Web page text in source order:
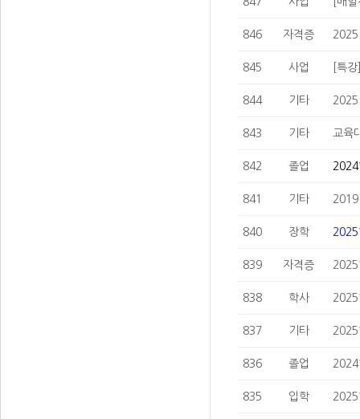
846 자격증 2025
845 사업 [특
844 기타 2025
843 기타 교육
842 졸업 2024
841 기타 2019
840 장학 2025
839 자격증 2025
838 학사 2025
837 기타 2025
836 졸업 2024
835 입학 2025